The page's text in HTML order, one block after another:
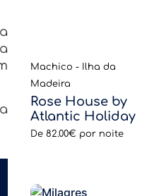
Machico - Ilha da
Madeira
Rose House by
Atlantic Holiday
De82.00€ por noite